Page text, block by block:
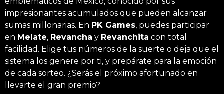
impresionantes acumulados que pueden alcanzar
sumas millonarias. En PK Games, puedes participar
en Melate, Revancha y Revanchita con total
facilidad. Elige tus números de la suerte o deja que el
sistema los genere por ti, y prepárate para la emoción
de cada sorteo. ¿Serás el próximo afortunado en
llevarte el gran premio?